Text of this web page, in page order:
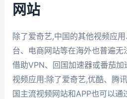
网站
除了爱奇艺,中国的其他视频应
台、电商网站等在海外也普遍无
借助VPN、回国加速器或番茄加
视频应用:除了爱奇艺,优酷、腾
国主流视频网站和APP也可以通